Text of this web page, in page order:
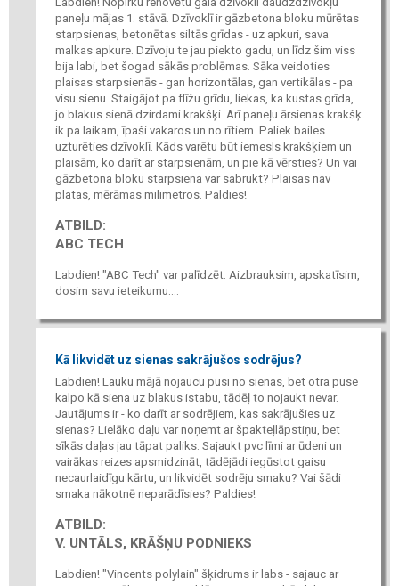
paneļu mājas 1. stāvā. Dzīvoklī ir gāzbetona bloku mūrētas
starpsienas, betonētas siltās grīdas - uz apkuri, sava
malkas apkure. Dzīvoju te jau piekto gadu, un līdz šim viss
bija labi, bet šogad sākās problēmas. Sāka veidoties
plaisas starpsienās - gan horizontālas, gan vertikālas - pa
visu sienu. Staigājot pa flīžu grīdu, liekas, ka kustas grīda,
jo blakus sienā dzirdami krakšķi. Arī paneļu ārsienas krakšķ
ik pa laikam, īpaši vakaros un no rītiem. Paliek bailes
uzturēties dzīvoklī. Kāds varētu būt iemesls krakšķiem un
plaisām, ko darīt ar starpsienām, un pie kā vērsties? Un vai
gāzbetona bloku starpsiena var sabrukt? Plaisas nav
platas, mērāmas milimetros. Paldies!
ATBILD:
ABC TECH
Labdien! "ABC Tech" var palīdzēt. Aizbrauksim, apskatīsim,
dosim savu ieteikumu....
Kā likvidēt uz sienas sakrājušos sodrējus?
Labdien! Lauku mājā nojaucu pusi no sienas, bet otra puse
kalpo kā siena uz blakus istabu, tādēļ to nojaukt nevar.
Jautājums ir - ko darīt ar sodrējiem, kas sakrājušies uz
sienas? Lielāko daļu var noņemt ar špakteļlāpstiņu, bet
sīkās daļas jau tāpat paliks. Sajaukt pvc līmi ar ūdeni un
vairākas reizes apsmidzināt, tādējādi iegūstot gaisu
necaurlaidīgu kārtu, un likvidēt sodrēju smaku? Vai šādi
smaka nākotnē neparādīsies? Paldies!
ATBILD:
V. UNTĀLS, KRĀŠŅU PODNIEKS
Labdien! "Vincents polylain" šķidrums ir labs - sajauc ar